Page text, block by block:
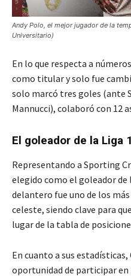
Andy Polo, el mejor jugador de la
Universitario)
En lo que respecta a
como titular y solo fue
solo marcó tres goles (ante
Mannucci), colaboró con 12
El goleador de la Liga
Representando a Sporting
elegido como el goleador de
delantero fue uno de los
celeste, siendo clave para
lugar de la tabla de
En cuanto a sus
oportunidad de participar en